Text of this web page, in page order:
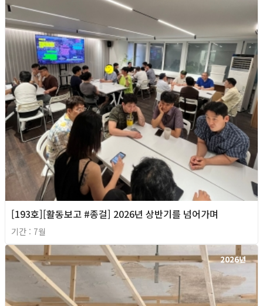
[193호][활동보고 #종걸] 2026년 상반기를 넘어가며
기간 : 7월
2026년